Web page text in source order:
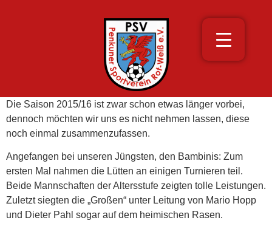
Die Saison 2015/16 ist zwar schon etwas länger vorbei,
dennoch möchten wir uns es nicht nehmen lassen, diese
noch einmal zusammenzufassen.
Angefangen bei unseren Jüngsten, den Bambinis: Zum
ersten Mal nahmen die Lütten an einigen Turnieren teil.
Beide Mannschaften der Altersstufe zeigten tolle Leistungen.
Zuletzt siegten die „Großen“ unter Leitung von Mario Hopp
und Dieter Pahl sogar auf dem heimischen Rasen.